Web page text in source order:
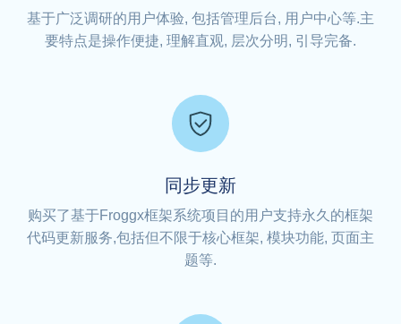
基于广泛调研的用户体验, 包括管理后台, 用户中心等.主
要特点是操作便捷, 理解直观, 层次分明, 引导完备.
同步更新
购买了基于Froggx框架系统项目的用户支持永久的框架
代码更新服务,包括但不限于核心框架, 模块功能, 页面主
题等.